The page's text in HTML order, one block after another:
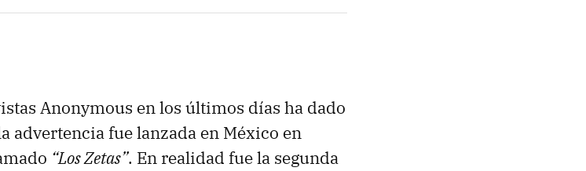
Anonymous en los últimos días ha dado
advertencia fue lanzada en México en
“Los Zetas”. En realidad fue la segunda